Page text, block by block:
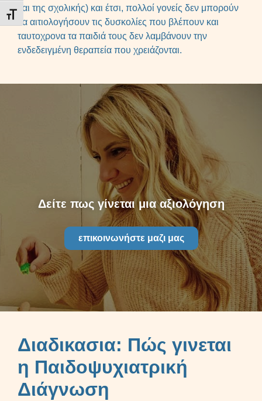
Εναλλαγή Μεγέθους Γραμμάτων
και της σχολικής) και έτσι, πολλοί γονείς δεν μπορούν
να αιτιολογήσουν τις δυσκολίες που βλέπουν και
ταυτοχρονα τα παιδιά τους δεν λαμβάνουν την
ενδεδειγμένη θεραπεία που χρειάζονται.
Δείτε πως γίνεται μια αξιολόγηση
επικοινωνήστε μαζι μας
Διαδικασια: Πώς γινεται
η Παιδοψυχιατρική
Διάγνωση